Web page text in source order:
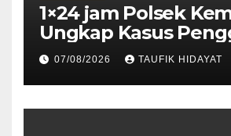
1×24 jam Polsek
Ungkap Kasus
Motor Bermodus
Aplikasi Kencan,
Dibekuk di Ciputat
07/08/2026 TAUFIK HIDAYAT